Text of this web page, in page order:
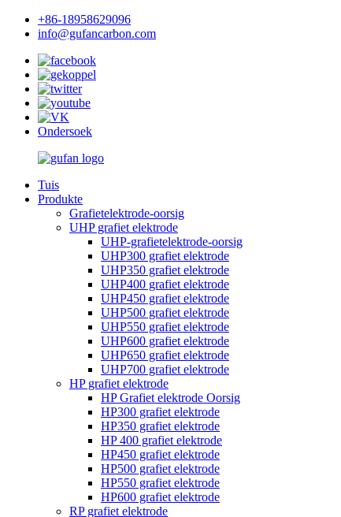
+86-18958629096
info@gufancarbon.com
Ondersoek
Tuis
Produkte
Grafietelektrode-oorsig
UHP grafiet elektrode
UHP-grafietelektrode-oorsig
UHP300 grafiet elektrode
UHP350 grafiet elektrode
UHP400 grafiet elektrode
UHP450 grafiet elektrode
UHP500 grafiet elektrode
UHP550 grafiet elektrode
UHP600 grafiet elektrode
UHP650 grafiet elektrode
UHP700 grafiet elektrode
HP grafiet elektrode
HP Grafiet elektrode Oorsig
HP300 grafiet elektrode
HP350 grafiet elektrode
HP 400 grafiet elektrode
HP450 grafiet elektrode
HP500 grafiet elektrode
HP550 grafiet elektrode
HP600 grafiet elektrode
RP grafiet elektrode